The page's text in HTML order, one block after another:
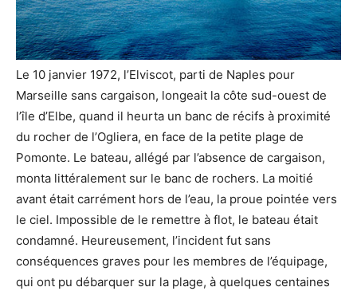
Le 10 janvier 1972, l’Elviscot, parti de Naples pour
Marseille sans cargaison, longeait la côte sud-ouest de
l’île d’Elbe, quand il heurta un banc de récifs à proximité
du rocher de l’Ogliera, en face de la petite plage de
Pomonte. Le bateau, allégé par l’absence de cargaison,
monta littéralement sur le banc de rochers. La moitié
avant était carrément hors de l’eau, la proue pointée vers
le ciel. Impossible de le remettre à flot, le bateau était
condamné. Heureusement, l’incident fut sans
conséquences graves pour les membres de l’équipage,
qui ont pu débarquer sur la plage, à quelques centaines